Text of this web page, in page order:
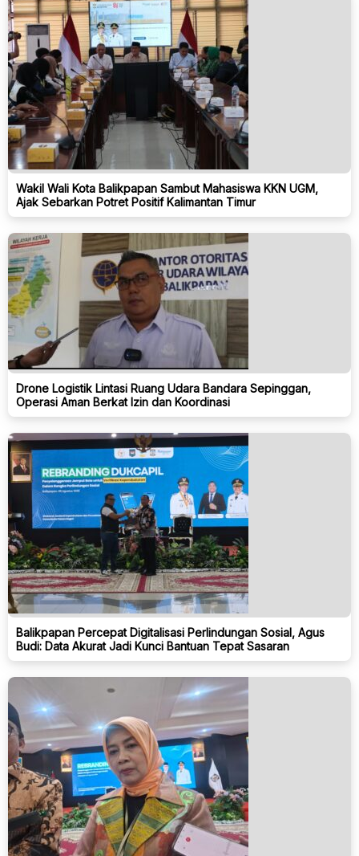
Wakil Wali Kota Balikpapan Sambut Mahasiswa KKN UGM,
Ajak Sebarkan Potret Positif Kalimantan Timur
Drone Logistik Lintasi Ruang Udara Bandara Sepinggan,
Operasi Aman Berkat Izin dan Koordinasi
Balikpapan Percepat Digitalisasi Perlindungan Sosial, Agus
Budi: Data Akurat Jadi Kunci Bantuan Tepat Sasaran